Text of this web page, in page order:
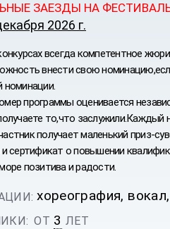
ЗАЕЗДЫ НА
2026 г.
всегда компетентное
внести свою
номинации.
программы оценивается
то,что заслужили.Каждый
получает маленький приз-
и сертификат о повышении
позитива и радости.
хореография,
ОТ 3 ЛЕТ